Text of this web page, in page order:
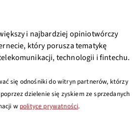
i najbardziej opiniotwórczy
który porusza tematykę
technologii i fintechu.
się odnośniki do witryn partnerów, którzy
dzielenie się zyskiem ze sprzedanych
w polityce prywatności.